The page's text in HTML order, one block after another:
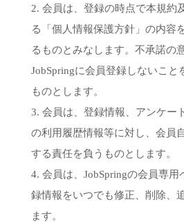
2. 会員は、登録の時点で本規約
る「個人情報保護方針」の内容
るものとみなします。不承諾の
JobSpringに会員登録しないこと
ものとします。
3. 会員は、登録情報、アンケー
の利用履歴情報等に対し、会員
する責任を負うものとします。
4. 会員は、JobSpringの会員専用
録情報をいつでも修正、削除、
ます。